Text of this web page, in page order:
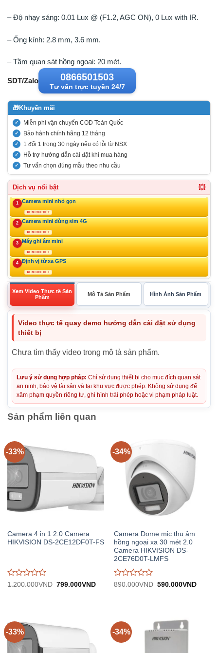
– Độ nhạy sáng: 0.01 Lux @ (F1.2, AGC ON), 0 Lux with IR.
– Ống kính: 2.8 mm, 3.6 mm.
– Tầm quan sát hồng ngoại: 20 mét.
SDT/Zalo 0866501503
Tư vấn trực tuyến 24/7
🎁Khuyến mãi
Miễn phí vận chuyển COD Toàn Quốc
Bảo hành chính hãng 12 tháng
1 đổi 1 trong 30 ngày nếu có lỗi từ NSX
Hỗ trợ hướng dẫn cài đặt khi mua hàng
Tư vấn chọn đúng mẫu theo nhu cầu
Dịch vụ nổi bật 💥
1 Camera mini nhỏ gọn
XEM CHI TIẾT
2 Camera mini dùng sim 4G
XEM CHI TIẾT
3 Máy ghi âm mini
XEM CHI TIẾT
4 Định vị từ xa GPS
XEM CHI TIẾT
Xem Video Thực tế Sản
Phẩm
Mô Tả Sản Phẩm Hình Ảnh Sản Phẩm
Video thực tế quay demo hướng dẫn cài đặt sử dụng
thiết bị
Chưa tìm thấy video trong mô tả sản phẩm.
Lưu ý sử dụng hợp pháp: Chỉ sử dụng thiết bị cho mục đích quan sát
an ninh, bảo vệ tài sản và tại khu vực được phép. Không sử dụng để
xâm phạm quyền riêng tư, ghi hình trái phép hoặc vi phạm pháp luật.
Sản phẩm liên quan
-33%
Camera 4 in 1 2.0 Camera
HIKVISION DS-2CE12DF0T-FS
Được
5
1.200.000VND Giá
799.000VNDGiá
-34%
Camera Dome mic thu âm
hồng ngoại xa 30 mét 2.0
Camera HIKVISION DS-
2CE76D0T-LMFS
Được
5
890.000VND Giá
590.000VNDGiá
-33% -34%